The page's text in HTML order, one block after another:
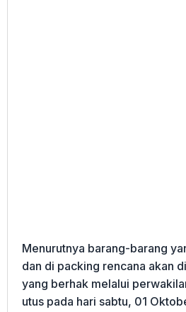
Menurutnya barang-barang
dan di packing rencana akan
yang berhak melalui
utus pada hari sabtu, 01